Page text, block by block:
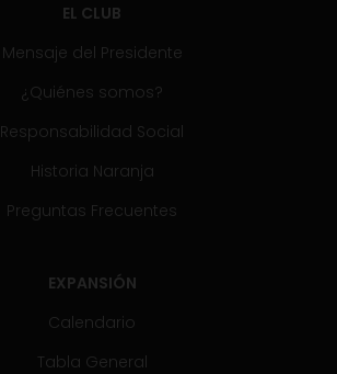
EL CLUB
Mensaje del Presidente
¿Quiénes somos?
Responsabilidad Social
Historia Naranja
Preguntas Frecuentes
EXPANSIÓN
Calendario
Tabla General